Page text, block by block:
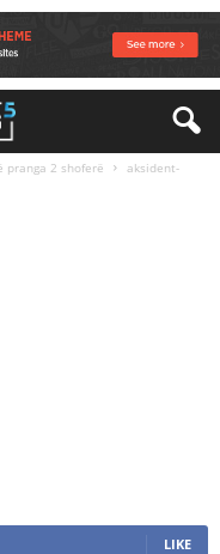
pranga 2 shoferë
aksident-
LIKE